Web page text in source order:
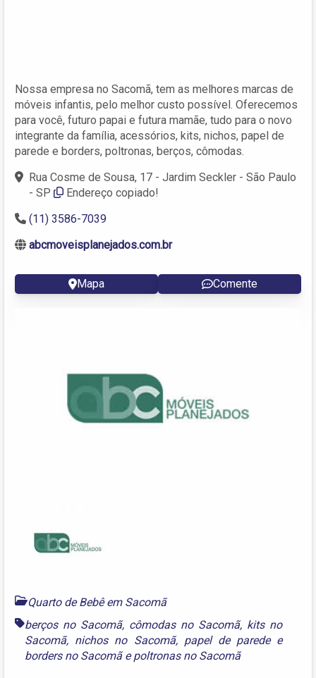
Nossa empresa no Sacomã, tem as melhores marcas de
móveis infantis, pelo melhor custo possível. Oferecemos
para você, futuro papai e futura mamãe, tudo para o novo
integrante da família, acessórios, kits, nichos, papel de
parede e borders, poltronas, berços, cômodas.
Rua Cosme de Sousa, 17 - Jardim Seckler - São Paulo
- SP
Endereço copiado!
(11) 3586-7039
abcmoveisplanejados.com.br
Mapa Comente
Quarto de Bebê em Sacomã
berços no Sacomã, cômodas no Sacomã, kits no
Sacomã, nichos no Sacomã, papel de parede e
borders no Sacomãepoltronas no Sacomã